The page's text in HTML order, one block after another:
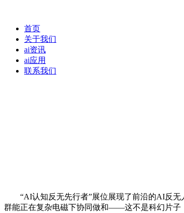
首页
关于我们
ai资讯
ai应用
联系我们
“AI认知反无先行者”展位展现了前沿的AI反无
群能正在复杂电磁下协同做和——这不是科幻片子